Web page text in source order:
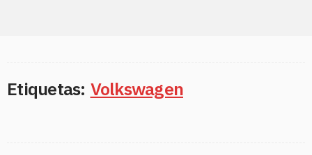
Etiquetas: Volkswagen